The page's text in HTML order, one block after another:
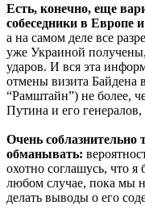
Есть, конечно, еще
собеседники в Европе
а на самом деле все
уже Украиной
ударов. И вся эта
отмены визита Байдена
“Рамштайн”) не более,
Путина и его генералов,
Очень соблазнительно
обманывать:
охотно соглашусь, что
любом случае, пока мы
делать выводы о его